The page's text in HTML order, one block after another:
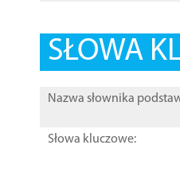
SŁOWA
Nazwa słownika
Słowa kluczowe: